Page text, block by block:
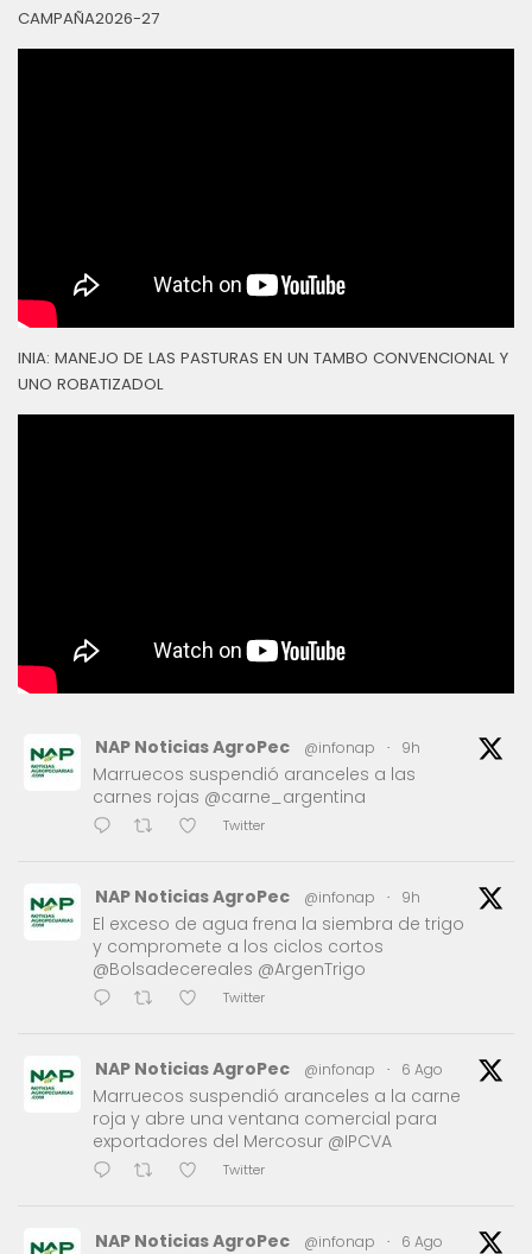
CAMPAÑA2026-27
INIA: MANEJO DE LAS PASTURAS EN UN TAMBO CONVENCIONAL Y
UNO ROBATIZADOL
NAP Noticias AgroPec @infonap · 9h
Marruecos suspendió aranceles a las
carnes rojas @carne_argentina
Twitter
NAP Noticias AgroPec @infonap · 9h
El exceso de agua frena la siembra de trigo
y compromete a los ciclos cortos
@Bolsadecereales @ArgenTrigo
Twitter
NAP Noticias AgroPec @infonap · 6 Ago
Marruecos suspendió aranceles a la carne
roja y abre una ventana comercial para
exportadores del Mercosur @IPCVA
Twitter
NAP Noticias AgroPec @infonap · 6 Ago